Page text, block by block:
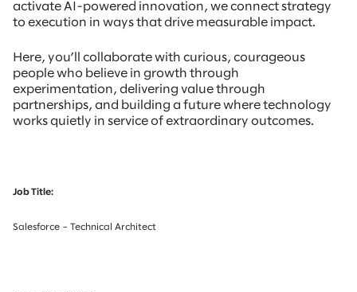
activate AI-powered innovation, we connect strategy
to execution in ways that drive measurable impact.
Here, you’ll collaborate with curious, courageous
people who believe in growth through
experimentation, delivering value through
partnerships, and building a future where technology
works quietly in service of extraordinary outcomes.
Job Title:
Salesforce – Technical Architect